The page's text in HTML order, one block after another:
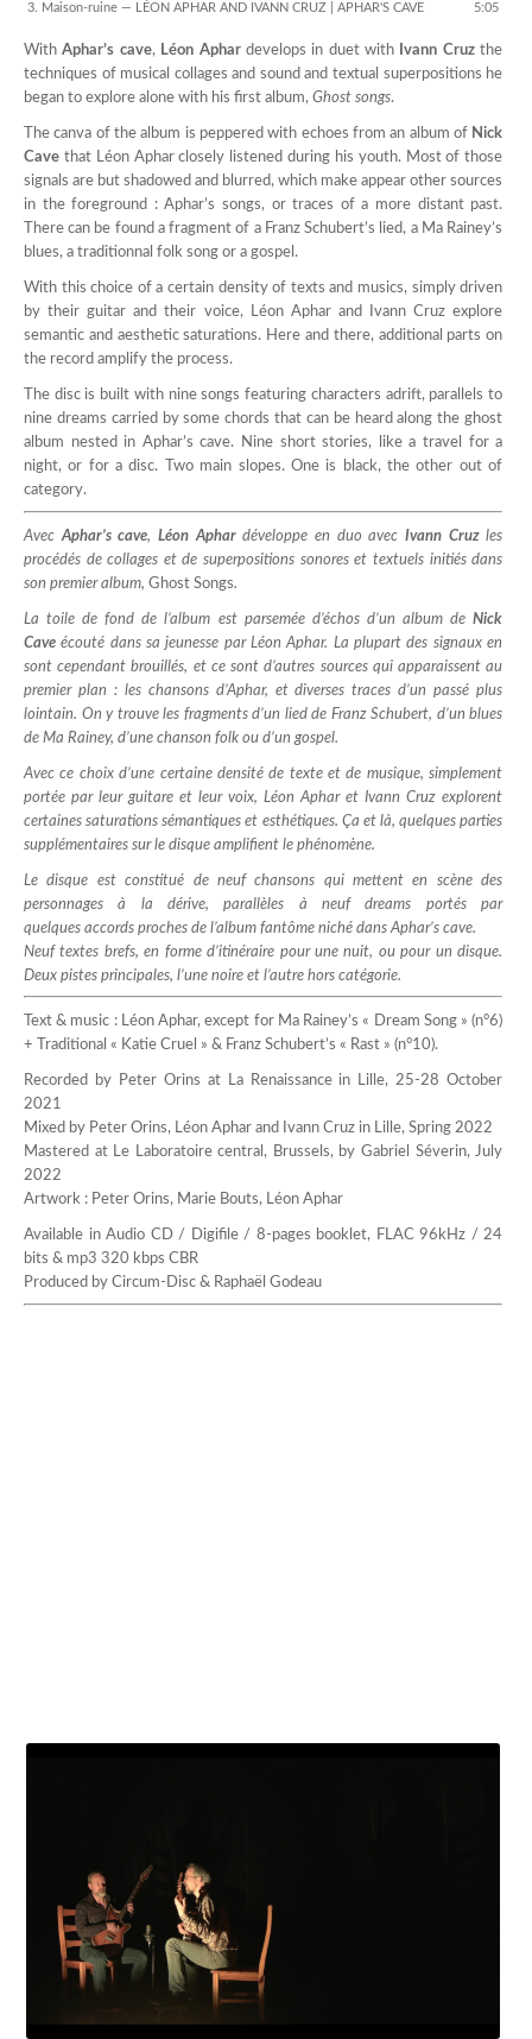
3.
Maison-ruine — LÉON APHAR AND IVANN CRUZ | APHAR'S CAVE 5:05
WithAphar’s cave, Léon Aphardevelops in duet with Ivann Cruzthe
techniques of musical collages and sound and textual superpositions he
began to explore alone with his first album, Ghost songs.
The canva of the album is peppered with echoes from an album of Nick
Cave that Léon Aphar closely listened during his youth. Most of those
signals are but shadowed and blurred, which make appear other sources
in the foreground : Aphar’s songs, or traces of a more distant past.
There can be found a fragment of a Franz Schubert’s lied, a Ma Rainey’s
blues, a traditionnal folk song or a gospel.
With this choice of a certain density of texts and musics, simply driven
by their guitar and their voice, Léon Aphar and Ivann Cruz explore
semantic and aesthetic saturations. Here and there, additional parts on
the record amplify the process.
The disc is built with nine songs featuring characters adrift, parallels to
nine dreams carried by some chords that can be heard along the ghost
album nested in Aphar’s cave. Nine short stories, like a travel for a
night, or for a disc. Two main slopes. One is black, the other out of
category.
Avec Aphar’s cave, Léon Aphardéveloppe en duo avec Ivann Cruzles
procédés de collages et de superpositions sonores et textuels initiés dans
son premier album, Ghost Songs.
La toile de fond de l’album est parsemée d’échos d’un album deNick
Cave écouté dans sa jeunesse par Léon Aphar. La plupart des signaux en
sont cependant brouillés, et ce sont d’autres sources qui apparaissent au
premier plan : les chansons d’Aphar, et diverses traces d’un passé plus
lointain. On y trouve les fragments d’un lied de Franz Schubert, d’un blues
de Ma Rainey, d’une chanson folk ou d’un gospel.
Avec ce choix d’une certaine densité de texte et de musique, simplement
portée par leur guitare et leur voix, Léon Aphar et Ivann Cruz explorent
certaines saturations sémantiques et esthétiques. Ça et là, quelques parties
supplémentaires sur le disque amplifient le phénomène.
Le disque est constitué de neuf chansons qui mettent en scène des
personnages à la dérive, parallèles à neuf dreams portés par
quelques accords proches de l’album fantôme niché dans Aphar’s cave.
Neuf textes brefs, en forme d’itinéraire pour une nuit, ou pour un disque.
Deux pistes principales, l’une noire et l’autre hors catégorie.
Text & music : Léon Aphar, except for Ma Rainey’s « Dream Song » (n°6)
+ Traditional « Katie Cruel » & Franz Schubert’s « Rast » (n°10).
Recorded by Peter Orins at La Renaissance in Lille, 25-28 October
2021
Mixed by Peter Orins, Léon Aphar and Ivann Cruz in Lille, Spring 2022
Mastered at Le Laboratoire central, Brussels, by Gabriel Séverin, July
2022
Artwork : Peter Orins, Marie Bouts, Léon Aphar
Available in Audio CD / Digifile / 8-pages booklet, FLAC 96kHz / 24
bits & mp3 320 kbps CBR
Produced by Circum-Disc & Raphaël Godeau